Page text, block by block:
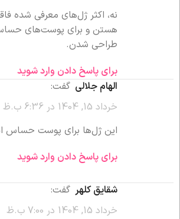
نه، اکثر ژل‌های معرفی شده
هستن و برای پوست‌های
طراحی شدن.
برای پاسخ دادن وارد شوید
الهام جلالی گفت:
خرداد 15, 1404 در 6:36 ب.ظ
این ژل‌ها برای پوست حساس
برای پاسخ دادن وارد شوید
شقایق کلهر گفت:
خرداد 15, 1404 در 7:00 ب.ظ